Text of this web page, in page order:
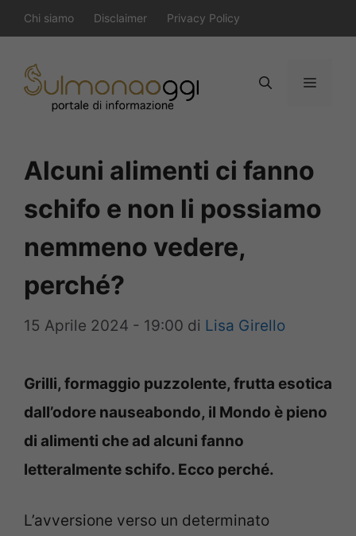
al
contenuto
Chi siamo Disclaimer Privacy Policy
Menu
Alcuni alimenti ci fanno
schifo e non li possiamo
nemmeno vedere,
perché?
15 Aprile 2024 - 19:00 di Lisa Girello
Grilli, formaggio puzzolente, frutta esotica
dall’odore nauseabondo, il Mondo è pieno
di alimenti che ad alcuni fanno
letteralmente schifo. Ecco perché.
L’avversione verso un determinato